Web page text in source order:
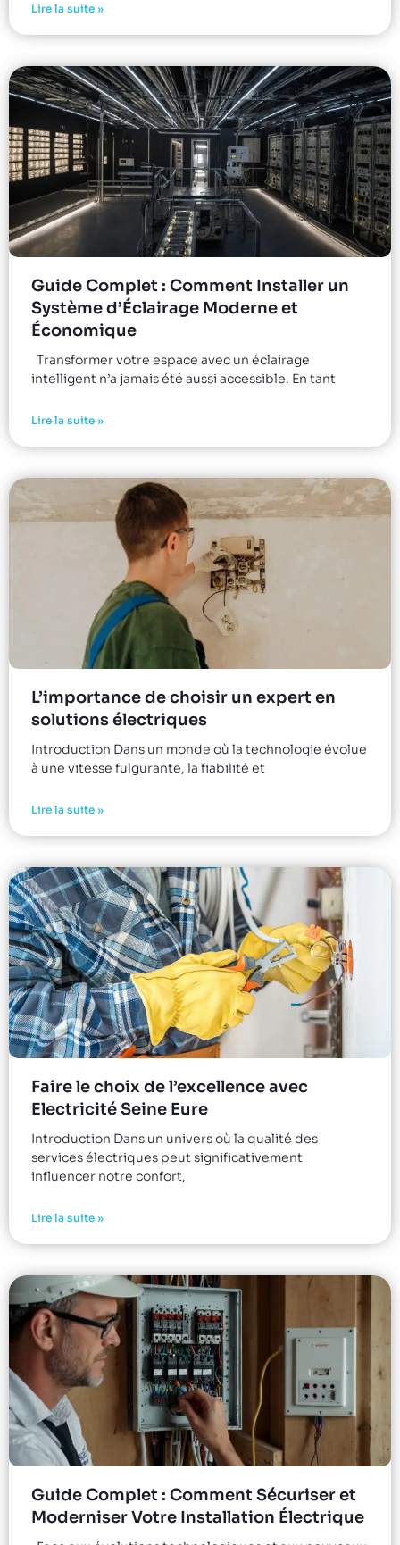
Lire la suite »
Guide Complet : Comment Installer un
Système d’Éclairage Moderne et
Économique
Transformer votre espace avec un éclairage
intelligent n’a jamais été aussi accessible. En tant
Lire la suite »
L’importance de choisir un expert en
solutions électriques
Introduction Dans un monde où la technologie évolue
à une vitesse fulgurante, la fiabilité et
Lire la suite »
Faire le choix de l’excellence avec
Electricité Seine Eure
Introduction Dans un univers où la qualité des
services électriques peut significativement
influencer notre confort,
Lire la suite »
Guide Complet : Comment Sécuriser et
Moderniser Votre Installation Électrique